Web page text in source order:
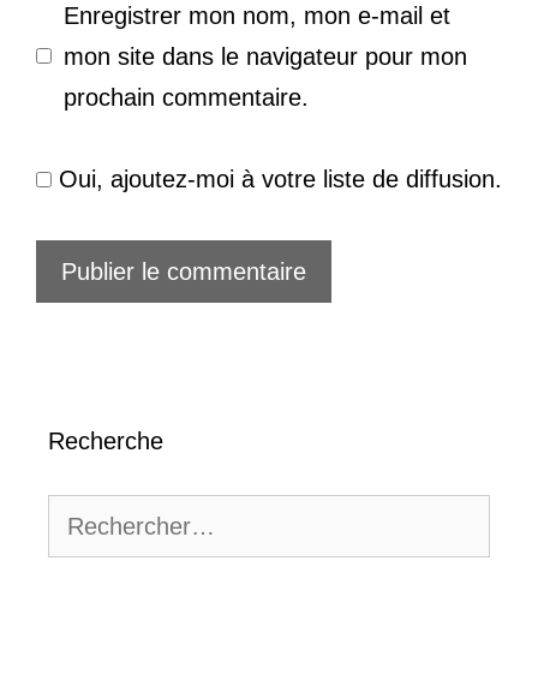
Enregistrer mon nom, mon e-mail et
mon site dans le navigateur pour mon
prochain commentaire.
Oui, ajoutez-moi à votre liste de diffusion.
Recherche